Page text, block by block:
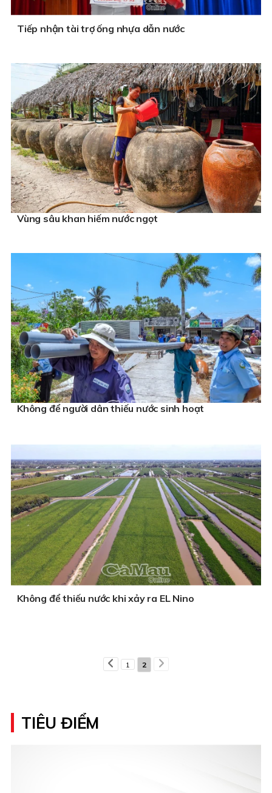
Tiếp nhận tài trợ ống nhựa dẫn nước
Vùng sâu khan hiếm nước ngọt
Không để người dân thiếu nước sinh hoạt
Không để thiếu nước khi xảy ra EL Nino
1 2
TIÊU ĐIỂM